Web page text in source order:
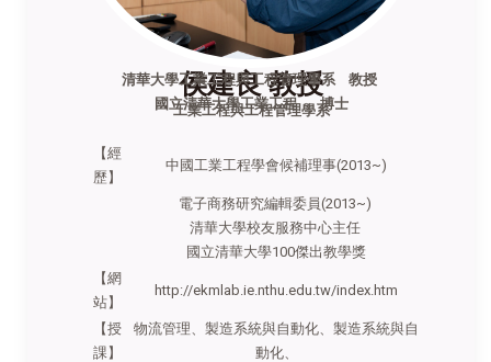
侯建良 教授
工業工程與工程管理學系
清華大學工業工程與工程管理學系 教授
國立清華大學工業工程 博士
【經
歷】
中國工業工程學會候補理事(2013~)
電子商務研究編輯委員(2013~)
清華大學校友服務中心主任
國立清華大學100傑出教學獎
【網
站】
http://ekmlab.ie.nthu.edu.tw/index.htm
【授
課】
物流管理、製造系統與自動化、製造系統與自
動化、